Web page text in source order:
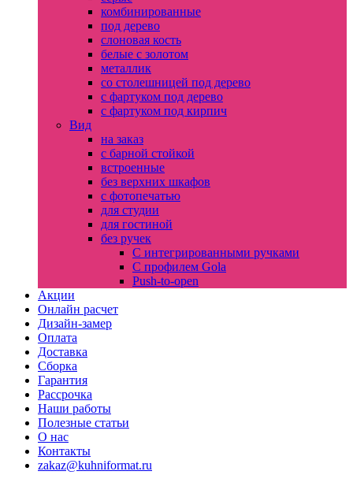
комбинированные
под дерево
слоновая кость
белые с золотом
металлик
со столешницей под дерево
с фартуком под дерево
с фартуком под кирпич
Вид
на заказ
с барной стойкой
встроенные
без верхних шкафов
с фотопечатью
для студии
для гостиной
без ручек
С интегрированными ручками
С профилем Gola
Push-to-open
Акции
Онлайн расчет
Дизайн-замер
Оплата
Доставка
Сборка
Гарантия
Рассрочка
Наши работы
Полезные статьи
О нас
Контакты
zakaz@kuhniformat.ru